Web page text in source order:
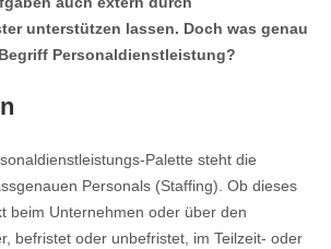
unterstützen lassen. Doch was genau
Personaldienstleistung?
Palette steht die
Personals (Staffing). Ob dieses
beim Unternehmen oder über den
befristet oder unbefristet, im Teilzeit- oder